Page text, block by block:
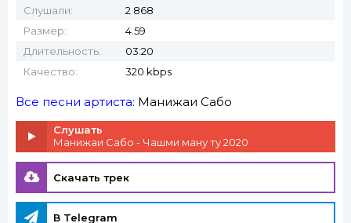
Слушали:
2 868
Размер:
4.59
Длительность:
03:20
Качество:
320 kbps
Все песни артиста: Манижаи Сабо
Слушать
Манижаи Сабо - Чашми ману ту 2020
Скачать трек
В Telegram